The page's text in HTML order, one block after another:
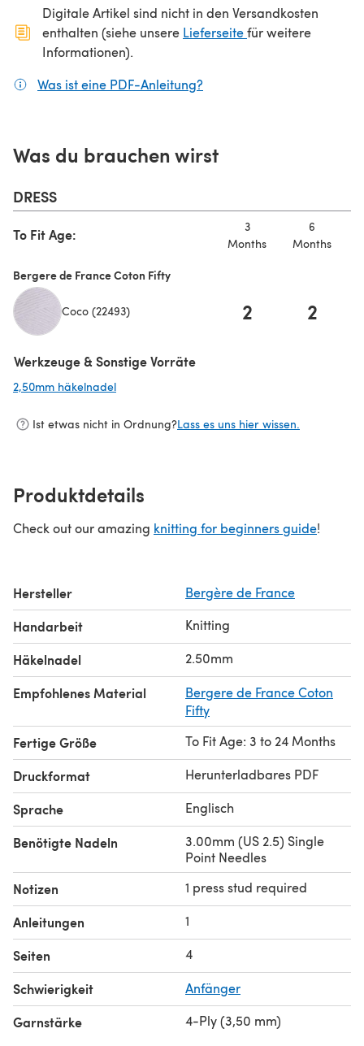
Digitale Artikel sind nicht in den Versandkosten
enthalten (siehe unsere Lieferseite(öffnet sich in
für weitere
Informationen).
Was ist eine PDF-Anleitung?
Was du brauchen wirst
DRESS
To Fit Age:
3
Months
6
Months
Bergere de France Coton Fifty
Coco (22493) 2 2
Werkzeuge & Sonstige Vorräte
2,50mm häkelnadel
Ist etwas nicht in Ordnung?Lass es uns hier wissen.
Produktdetails
Check out our amazing knitting for beginners guide!
Hersteller Bergère de France
Handarbeit Knitting
Häkelnadel 2.50mm
Empfohlenes Material
Bergere de France Coton
Fifty
Fertige Größe To Fit Age: 3 to 24 Months
Druckformat Herunterladbares PDF
Sprache Englisch
Benötigte Nadeln
3.00mm (US 2.5) Single
Point Needles
Notizen 1 press stud required
Anleitungen 1
Seiten 4
Schwierigkeit Anfänger
Garnstärke 4-Ply (3,50 mm)